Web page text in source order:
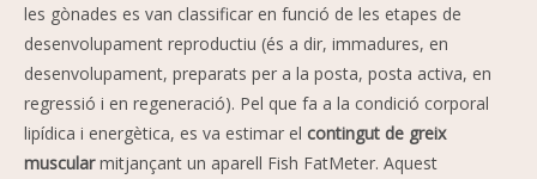
les gònades es van classificar en funció de les etapes de
desenvolupament reproductiu (és a dir, immadures, en
desenvolupament, preparats per a la posta, posta activa, en
regressió i en regeneració). Pel que fa a la condició corporal
lipídica i energètica, es va estimar el contingut de greix
muscularmitjançant un aparell Fish FatMeter. Aquest